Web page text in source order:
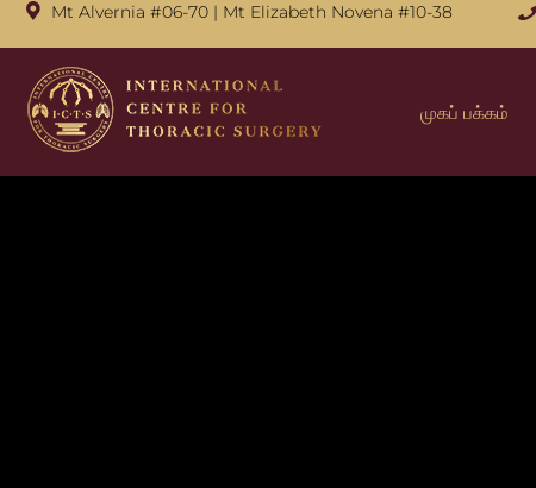
Mt Alvernia #06-70 | Mt Elizabeth Novena #10-38
முகப் பக்கம்